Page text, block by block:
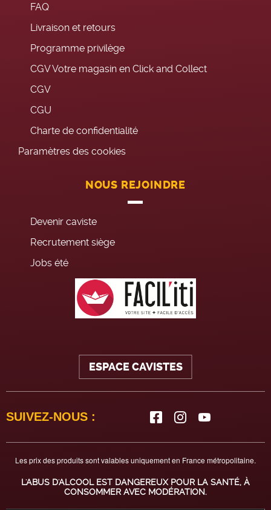
FAQ
Livraison et retours
Programme privilège
CGV Votre magasin en Click and Collect
CGV
CGU
Charte de confidentialité
Paramètres des cookies
NOUS REJOINDRE
Devenir caviste
Recrutement siège
Jobs été
ESPACE CAVISTES
SUIVEZ-NOUS :
Les prix des produits sont valables uniquement en France métropolitaine.
L'ABUS D'ALCOOL EST DANGEREUX POUR LA SANTÉ, À
CONSOMMER AVEC MODÉRATION.